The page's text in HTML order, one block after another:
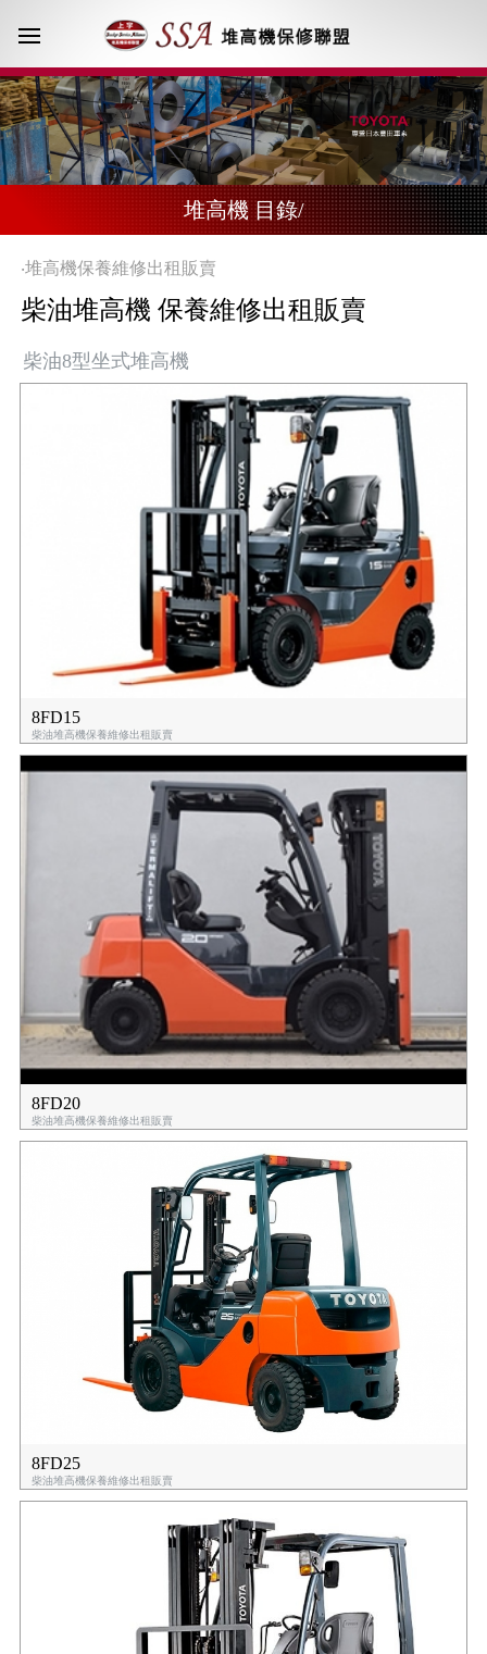
堆高機 目錄/
‧堆高機保養維修出租販賣
柴油堆高機 保養維修出租販賣
柴油8型坐式堆高機
8FD15
柴油堆高機保養維修出租販賣
8FD20
柴油堆高機保養維修出租販賣
8FD25
柴油堆高機保養維修出租販賣